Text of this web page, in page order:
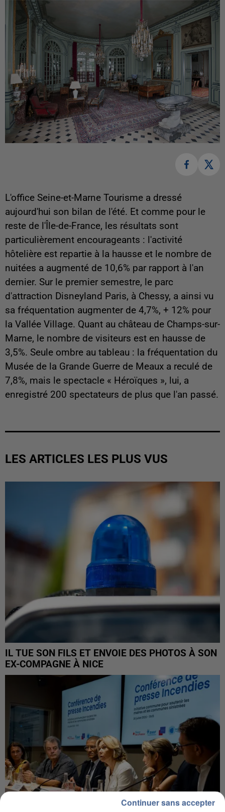
L'office Seine-et-Marne Tourisme a dressé
aujourd'hui son bilan de l'été. Et comme pour le
reste de l'Île-de-France, les résultats sont
particulièrement encourageants : l'activité
hôtelière est repartie à la hausse et le nombre de
nuitées a augmenté de 10,6% par rapport à l'an
dernier. Sur le premier semestre, le parc
d'attraction Disneyland Paris, à Chessy, a ainsi vu
sa fréquentation augmenter de 4,7%, + 12% pour
la Vallée Village. Quant au château de Champs-sur-
Marne, le nombre de visiteurs est en hausse de
3,5%. Seule ombre au tableau : la fréquentation du
Musée de la Grande Guerre de Meaux a reculé de
7,8%, mais le spectacle « Héroïques », lui, a
enregistré 200 spectateurs de plus que l'an passé.
LES ARTICLES LES PLUS VUS
IL TUE SON FILS ET ENVOIE DES PHOTOS À SON
EX-COMPAGNE À NICE
Continuer sans accepter